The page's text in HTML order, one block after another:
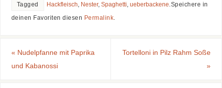
Tagged Hackfleisch Nester, Spaghetti ueberbackene Speichere in
deinen Favoriten diesen Permalink
« Nudelpfanne mit Paprika
und Kabanossi
Tortelloni in Pilz Rahm Soße
»